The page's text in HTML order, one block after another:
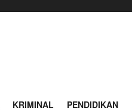
KRIMINAL PENDIDIKAN